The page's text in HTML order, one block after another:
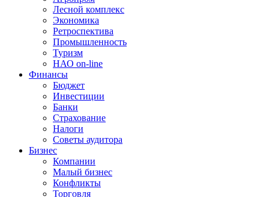
Лесной комплекс
Экономика
Ретроспектива
Промышленность
Туризм
НАО on-line
Финансы
Бюджет
Инвестиции
Банки
Страхование
Налоги
Советы аудитора
Бизнес
Компании
Малый бизнес
Конфликты
Торговля